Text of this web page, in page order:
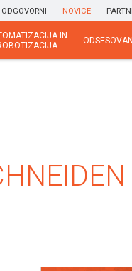
NOVICE
IN